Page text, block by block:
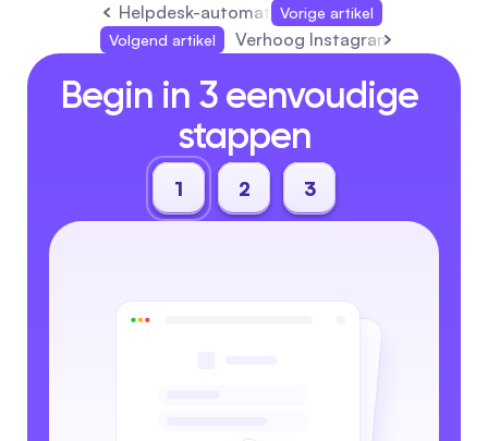
Helpdesk-automatisering: strategieën, tools
Vorige artikel
Volgend artikel
Verhoog Instagram
Begin in 3 eenvoudige
stappen
1 2 3